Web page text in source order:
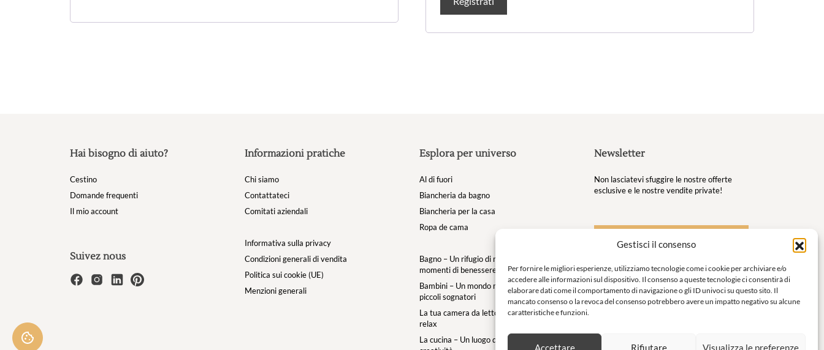
Gestisci il consenso
Per fornire le migliori esperienze, utilizziamo tecnologie come i cookie per archiviare e/o
accedere alle informazioni sul dispositivo. Il consenso a queste tecnologie ci consentirà di
elaborare dati come il comportamento di navigazione o gli ID univoci su questo sito. Il
mancato consenso o la revoca del consenso potrebbero avere un impatto negativo su alcune
caratteristiche e funzioni.
Accettare Rifiutare Visualizza le preferenze
Hai bisogno di aiuto?
Cestino
Domande frequenti
Il mio account
Suivez nous
Informazioni pratiche
Chi siamo
Contattateci
Comitati aziendali
Informativa sulla privacy
Condizioni generali di vendita
Politica sui cookie (UE)
Menzioni generali
Esplora per universo
Al di fuori
Biancheria da bagno
Biancheria per la casa
Ropa de cama
Bagno – Un rifugio di morbidezza per i tuoi
momenti di benessere
Bambini – Un mondo morbido e magico per
piccoli sognatori
La tua camera da letto – un’oasi di comfort e
relax
La cucina – Un luogo di convivialità e
Newsletter
Non lasciatevi sfuggire le nostre offerte
esclusive e le nostre vendite private!
S'inscrire à la newsletter